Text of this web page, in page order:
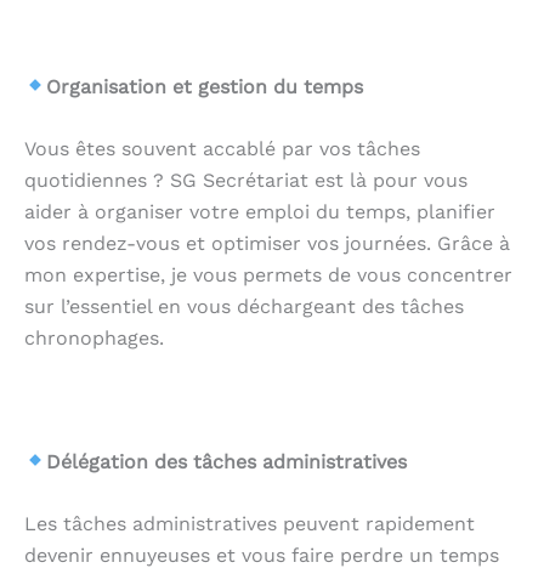
Organisation et gestion du temps
Vous êtes souvent accablé par vos tâches
quotidiennes ? SG Secrétariat est là pour vous
aider à organiser votre emploi du temps, planifier
vos rendez-vous et optimiser vos journées. Grâce à
mon expertise, je vous permets de vous concentrer
sur l’essentiel en vous déchargeant des tâches
chronophages.
Délégation des tâches administratives
Les tâches administratives peuvent rapidement
devenir ennuyeuses et vous faire perdre un temps